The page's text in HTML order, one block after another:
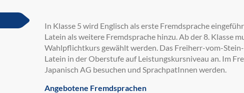
In Klasse 5 wird Englisch als erste Fremdsprache
Latein als weitere Fremdsprache hinzu. Ab der 8. Klasse
Wahlpflichtkurs gewählt werden. Das Freiherr-vom-
Latein in der Oberstufe auf Leistungskursniveau an. Im
Japanisch AG besuchen und SprachpatInnen werden.
Angebotene Fremdsprachen